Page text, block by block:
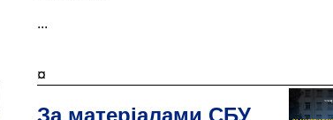
...
¤
За матеріалами СБУ